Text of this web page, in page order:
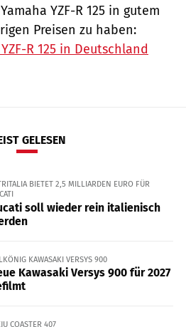
YZF-R 125 in gutem
Preisen zu haben:
R 125 in Deutschland
GELESEN
BIETET 2,5 MILLIARDEN EURO FÜR
soll wieder rein italienisch
KAWASAKI VERSYS 900
Kawasaki Versys 900 für 2027
COASTER 407